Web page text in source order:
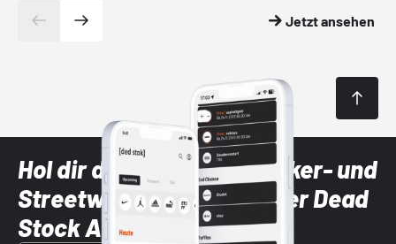
Jetzt ansehen
Hol dir die neuesten Sneaker- und
Streetwear-Brands mit der Dead
Stock App